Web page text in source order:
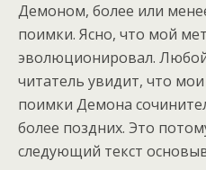
Демоном, более или
поимки. Ясно, что мой
эволюционировал.
читатель увидит, что
поимки Демона
более поздних. Это
следующий текст